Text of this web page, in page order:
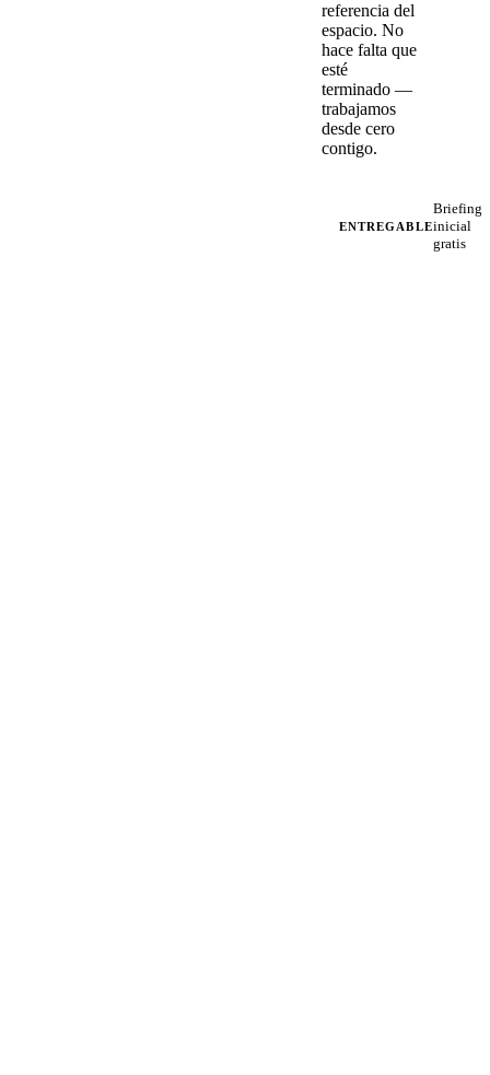
referencia del
espacio. No
hace falta que
esté
terminado —
trabajamos
desde cero
contigo.
ENTREGABLE
Briefing
inicial
gratis